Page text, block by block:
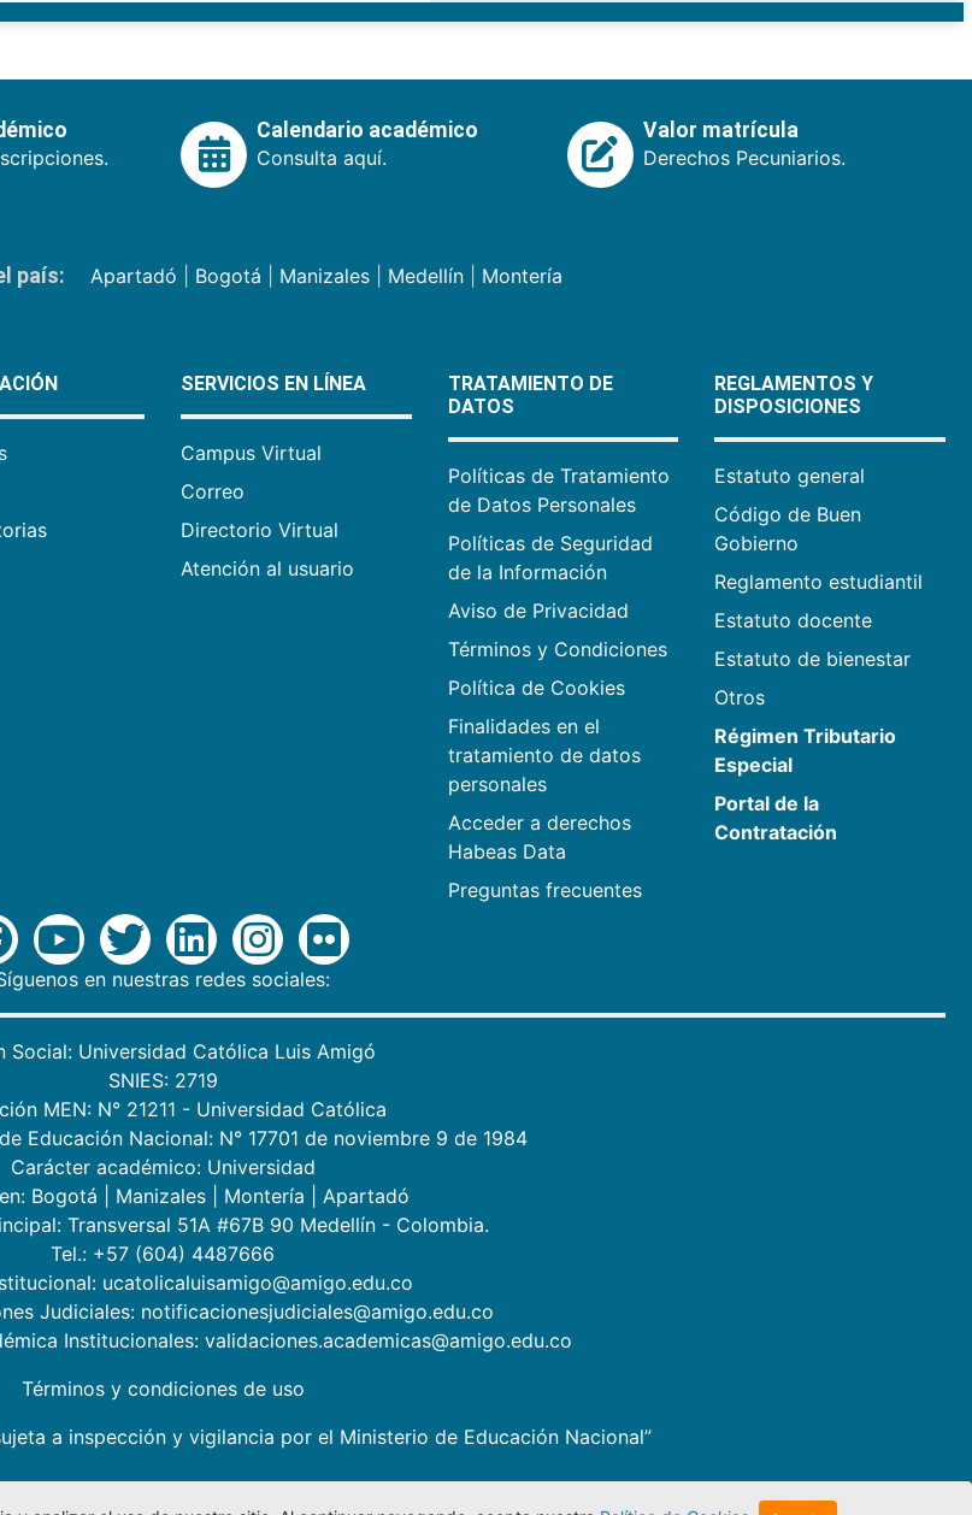
Calendario académico
Consulta aquí.
Valor matrícula
Derechos Pecuniarios.
país: Apartadó Bogotá Manizales| Medellín| Montería
SERVICIOS EN LÍNEA
Campus Virtual
Correo
Directorio Virtual
Atención al usuario
TRATAMIENTO DE
DATOS
Políticas de Tratamiento
de Datos Personales
Políticas de Seguridad
de la Información
Aviso de Privacidad
Términos y Condiciones
Política de Cookies
Finalidades en el
tratamiento de datos
personales
Acceder a derechos
Habeas Data
Preguntas frecuentes
REGLAMENTOS Y
DISPOSICIONES
Estatuto general
Código de Buen
Gobierno
Reglamento estudiantil
Estatuto docente
Estatuto de bienestar
Otros
Régimen Tributario
Especial
Portal de la
Contratación
en nuestras redes sociales:
Social: Universidad Católica Luis Amigó
SNIES: 2719
MEN: N° 21211 - Universidad Católica
Educación Nacional: N° 17701 de noviembre 9 de 1984
Carácter académico: Universidad
Bogotá Manizales Montería
Apartadó
Transversal 51A #67B 90 Medellín - Colombia.
Tel.: +57 (604) 4487666
ucatolicaluisamigo@amigo.edu.co
Judiciales: notificacionesjudiciales@amigo.edu.co
Institucionales: validaciones.academicas@amigo.edu.co
Términos y condiciones de uso
a inspección y vigilancia por el Ministerio de Educación Nacional”